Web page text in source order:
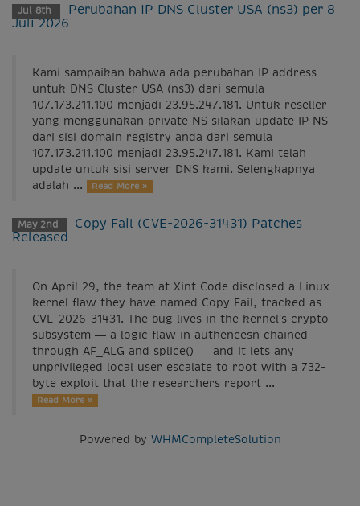
Jul 8th
Perubahan IP DNS Cluster USA (ns3) per 8
Juli 2026
Kami sampaikan bahwa ada perubahan IP address
untuk DNS Cluster USA (ns3) dari semula
107.173.211.100 menjadi 23.95.247.181. Untuk reseller
yang menggunakan private NS silakan update IP NS
dari sisi domain registry anda dari semula
107.173.211.100 menjadi 23.95.247.181. Kami telah
update untuk sisi server DNS kami. Selengkapnya
adalah ...
Read More »
May 2nd
Copy Fail (CVE-2026-31431) Patches
Released
On April 29, the team at Xint Code disclosed a Linux
kernel flaw they have named Copy Fail, tracked as
CVE-2026-31431. The bug lives in the kernel’s crypto
subsystem — a logic flaw in authencesn chained
through AF_ALG and splice() — and it lets any
unprivileged local user escalate to root with a 732-
byte exploit that the researchers report ...
Read More »
Powered by WHMCompleteSolution